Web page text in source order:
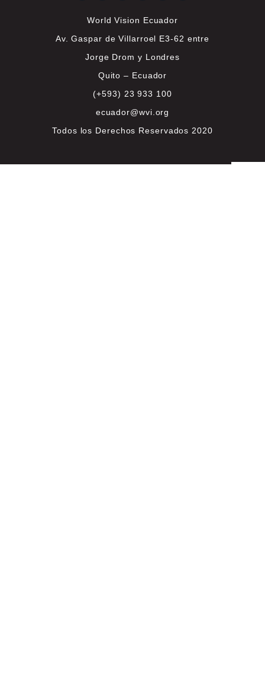
World Vision Ecuador
Av. Gaspar de Villarroel E3-62 entre
Jorge Drom y Londres
Quito – Ecuador
(+593) 23 933 100
ecuador@wvi.org
Todos los Derechos Reservados 2020